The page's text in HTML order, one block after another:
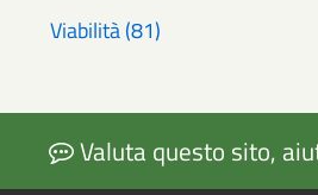
Viabilità (81)
Valuta questo sito,